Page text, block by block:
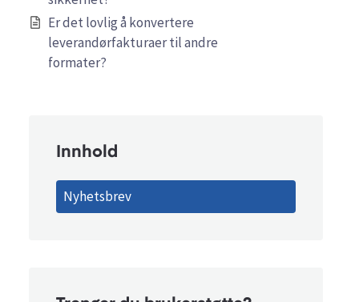
Er det lovlig å konvertere
leverandørfakturaer til andre
formater?
Innhold
Nyhetsbrev